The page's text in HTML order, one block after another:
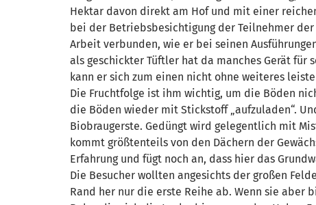
Hektar davon direkt am Hof und mit einer
bei der Betriebsbesichtigung der Teilnehmer der
Arbeit verbunden, wie er bei seinen
als geschickter Tüftler hat da manches Gerät
kann er sich zum einen nicht ohne weiteres
Die Fruchtfolge ist ihm wichtig, um die Böden
die Böden wieder mit Stickstoff „aufzuladen“.
Biobraugerste. Gedüngt wird gelegentlich mit
kommt größtenteils von den Dächern der
Erfahrung und fügt noch an, dass hier das
Die Besucher wollten angesichts der großen
Rand her nur die erste Reihe ab. Wenn sie aber